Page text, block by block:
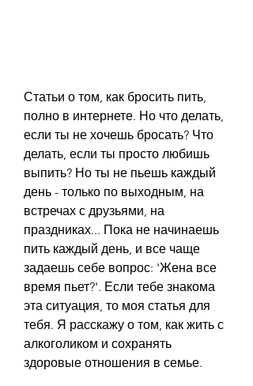
Статьи о том, как бросить пить,
полно в интернете. Но что делать,
если ты не хочешь бросать? Что
делать, если ты просто любишь
выпить? Но ты не пьешь каждый
день - только по выходным, на
встречах с друзьями, на
праздниках... Пока не начинаешь
пить каждый день, и все чаще
задаешь себе вопрос: 'Жена все
время пьет?'. Если тебе знакома
эта ситуация, то моя статья для
тебя. Я расскажу о том, как жить с
алкоголиком и сохранять
здоровые отношения в семье.